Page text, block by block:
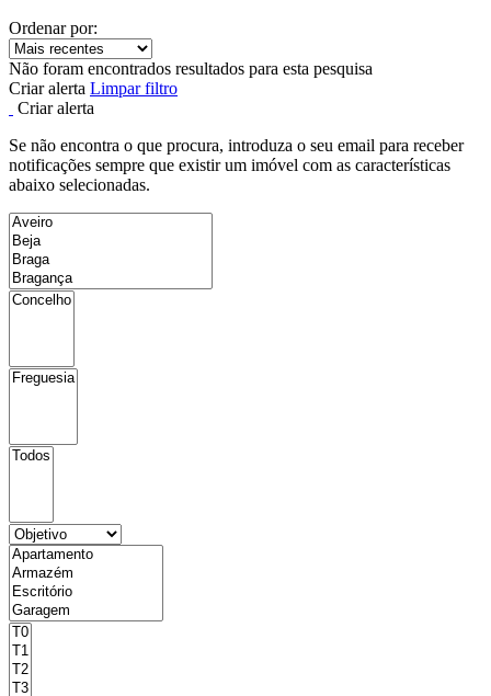
Ordenar por:
Não foram encontrados resultados para esta pesquisa
Criar alerta Limpar filtro
Criar alerta
Se não encontra o que procura, introduza o seu email para receber
notificações sempre que existir um imóvel com as características
abaixo selecionadas.